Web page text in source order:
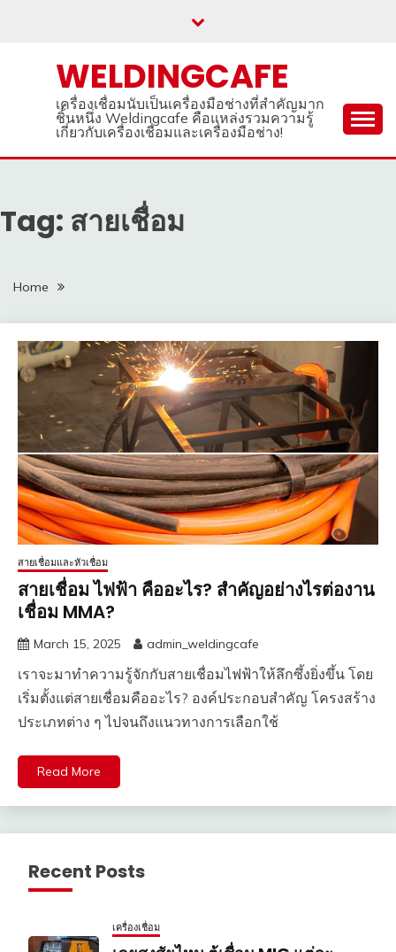
WELDINGCAFE
เครื่องเชื่อมนับเป็นเครื่องมือช่างที่สำคัญมาก
ชิ้นหนึ่ง Weldingcafe คือแหล่งรวมความรู้
เกี่ยวกับเครื่องเชื่อมและเครื่องมือช่าง!
Tag: สายเชื่อม
Home
สายเชื่อมและหัวเชื่อม
สายเชื่อม ไฟฟ้า คืออะไร? สำคัญอย่างไรต่องาน
เชื่อม MMA?
March 15, 2025 admin_weldingcafe
เราจะมาทำความรู้จักกับสายเชื่อมไฟฟ้าให้ลึกซึ้งยิ่งขึ้น โดย
เริ่มตั้งแต่สายเชื่อมคืออะไร? องค์ประกอบสำคัญ โครงสร้าง
ประเภทต่าง ๆ ไปจนถึงแนวทางการเลือกใช้
Read More
Recent Posts
เครื่องเชื่อม